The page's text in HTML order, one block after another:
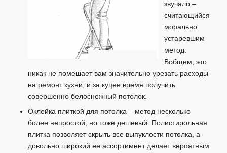
звучало –
считающийся
морально
устаревшим
метод.
Вобщем, это
никак не помешает вам значительно урезать расходы
на ремонт кухни, и за куцее время получить
совершенно белоснежный потолок.
Оклейка плиткой для потолка – метод несколько
более непростой, но тоже дешевый. Полистирольная
плитка позволяет скрыть все выпуклости потолка, а
довольно широкий ее ассортимент делает вероятным